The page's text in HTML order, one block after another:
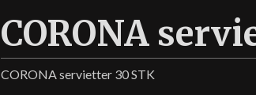
CORONA
CORONA servietter 30 STK